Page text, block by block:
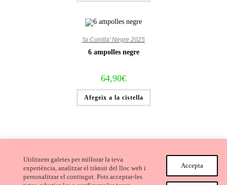
Utilitzem galetes per millorar la teva
experiència, analitzar el trànsit del lloc web i
personalitzar el contingut. Pots acceptar-les
Accepta
'la Conilla' Negre 2025
6 ampolles negre
64,90€
Afegeix a la cistella
Avís Legal i Condicions de compra Cookies